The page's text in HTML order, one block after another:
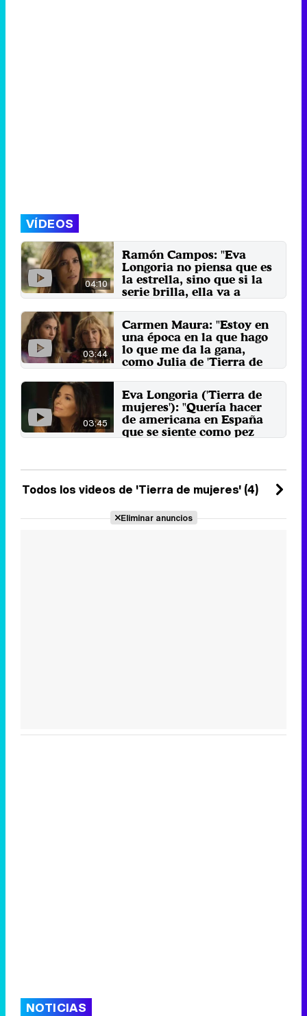
VÍDEOS
04:10
Ramón Campos: "Eva
Longoria no piensa que es
la estrella, sino que si la
serie brilla, ella va a
brillar"
El creador vuelve a unir fuerzas
con Gema R. Neira para sacar
adelante 'Tierra de ...
17 de julio 2024
03:44
Carmen Maura: "Estoy en
una época en la que hago
lo que me da la gana,
como Julia de 'Tierra de
mujeres'"
La actriz interpreta a la abuela de
esta familia, mientras que Victoria
Bazua es la ...
10 de julio 2024
03:45
Eva Longoria ('Tierra de
mujeres'): "Quería hacer
de americana en España
que se siente como pez
Santiago Cabrera la serie de
...
Todos los videos de 'Tierra de mujeres' (4)
Eliminar anuncios
NOTICIAS